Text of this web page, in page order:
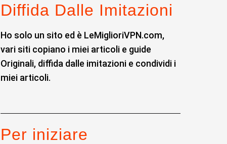
Diffida Dalle Imitazioni
Ho solo un sito ed è LeMiglioriVPN.com,
vari siti copiano i miei articoli e guide
Originali, diffida dalle imitazioni e condividi i
miei articoli.
Per iniziare